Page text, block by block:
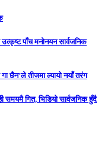
पाँच मनोनयन सार्वजनिक
गा छैन’ले तीजमा ल्यायो नयाँ तरंग
समयमै गित, भिडियो सार्वजनिक हुँदै